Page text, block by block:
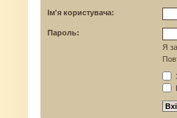
Ім'я користувача:
Пароль:
Я